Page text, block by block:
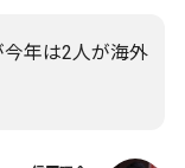
年は2人が海外